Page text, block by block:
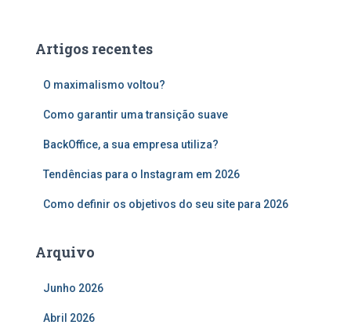
iArtigos recentes
O maximalismo voltou?
Como garantir uma transição suave
BackOffice, a sua empresa utiliza?
Tendências para o Instagram em 2026
Como definir os objetivos do seu site para 2026
Arquivo
Junho 2026
Abril 2026